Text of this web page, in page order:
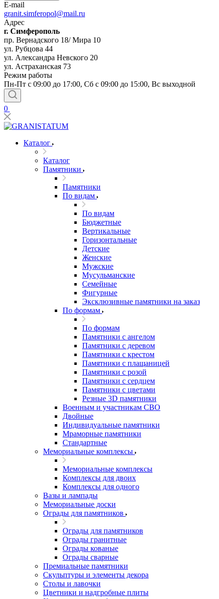
E-mail
granit.simferopol@mail.ru
Адрес
г. Симферополь
пр. Вернадского 18/ Мира 10
ул. Рубцова 44
ул. Александра Невского 20
ул. Астраханская 73
Режим работы
Пн-Пт с 09:00 до 17:00, Сб с 09:00 до 15:00, Вс выходной
0
Каталог
Каталог
Памятники
Памятники
По видам
По видам
Бюджетные
Вертикальные
Горизонтальные
Детские
Женские
Мужские
Мусульманские
Семейные
Фигурные
Эксклюзивные памятники на заказ
По формам
По формам
Памятники с ангелом
Памятники с деревом
Памятники с крестом
Памятники с плащаницей
Памятники с розой
Памятники с сердцем
Памятники с цветами
Резные 3D памятники
Военным и участникам СВО
Двойные
Индивидуальные памятники
Мраморные памятники
Стандартные
Мемориальные комплексы
Мемориальные комплексы
Комплексы для двоих
Комплексы для одного
Вазы и лампады
Мемориальные доски
Ограды для памятников
Ограды для памятников
Ограды гранитные
Ограды кованые
Ограды сварные
Премиальные памятники
Скульптуры и элементы декора
Столы и лавочки
Цветники и надгробные плиты